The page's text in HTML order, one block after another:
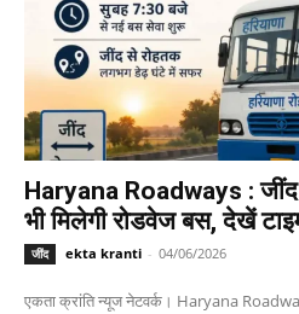
Haryana Roadways :
भी मिलेगी रोडवेज बस, देखें
जींद ekta kranti - 04/06/2026
एकता क्रांति न्यूज नेटवर्क। Haryana